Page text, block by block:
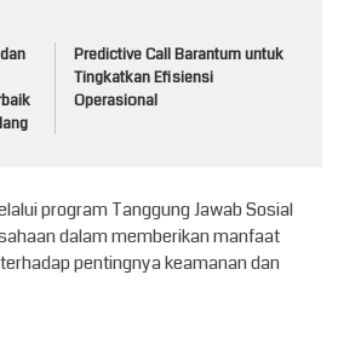
Predictive Call Barantum untuk
Tingkatkan Efisiensi
Operasional
program Tanggung Jawab Sosial
dalam memberikan manfaat
pentingnya keamanan dan